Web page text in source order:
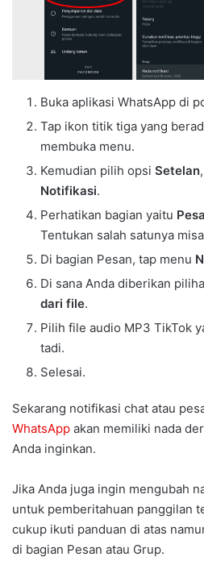
Buka aplikasi WhatsApp di
Tap ikon titik tiga yang
membuka menu.
Kemudian pilih opsi Setelan
Notifikasi.
Perhatikan bagian yaitu
Tentukan salah satunya
Di bagian Pesan, tap menu
Di sana Anda diberikan
dari file.
Pilih file audio MP3 TikTok
tadi.
Selesai.
Sekarang notifikasi chat atau
WhatsApp akan memiliki nada
Anda inginkan.
Jika Anda juga ingin mengubah
untuk pemberitahuan panggilan
cukup ikuti panduan di atas
di bagian Pesan atau Grup.